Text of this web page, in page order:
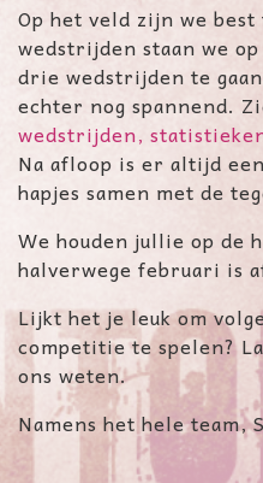
Op het veld zijn we
wedstrijden staan we
drie wedstrijden te
echter nog spannend.
wedstrijden,
Na afloop is er altijd
hapjes samen met de
We houden jullie op de
halverwege februari is
Lijkt het je leuk om
competitie te spelen?
ons weten.
Namens het hele team,